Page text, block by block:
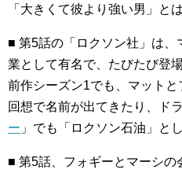
「大きくて彼より強い男」と
■ 第5話の「ロクソン社」は
業として有名で、たびたび登場
前作シーズン1でも、マット
回想で名前が出てきたり、ド
ー 」でも「ロクソン石油」と
■ 第5話、フォギーとマーシの